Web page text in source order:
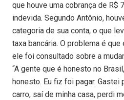
que houve uma cobrança de R$
indevida. Segundo Antônio,
categoria de sua conta, o que
taxa bancária. O problema é que
ele foi consultado sobre a
“A gente que é honesto no
honesto. Eu fiz foi pagar. Gastei
carro, saí de minha casa, perdi